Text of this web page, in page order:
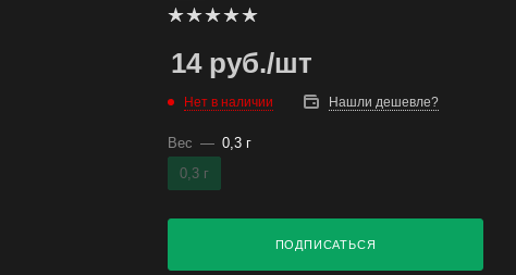
14руб./шт
Нет в наличии Нашли дешевле?
Вес — 0,3 г
0,3 г
ПОДПИСАТЬСЯ